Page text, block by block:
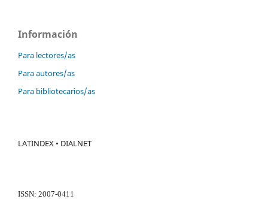
Información
Para lectores/as
Para autores/as
Para bibliotecarios/as
LATINDEX • DIALNET
ISSN: 2007-0411